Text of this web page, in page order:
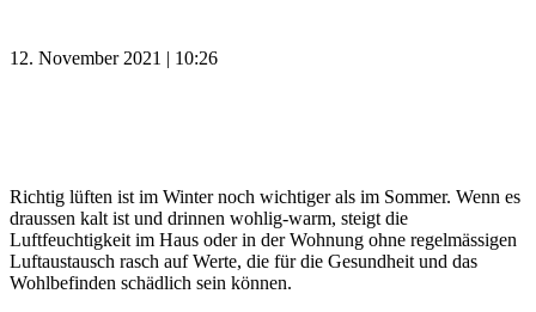
12. November 2021 | 10:26
Richtig lüften ist im Winter noch wichtiger als im Sommer. Wenn es
draussen kalt ist und drinnen wohlig-warm, steigt die
Luftfeuchtigkeit im Haus oder in der Wohnung ohne regelmässigen
Luftaustausch rasch auf Werte, die für die Gesundheit und das
Wohlbefinden schädlich sein können.